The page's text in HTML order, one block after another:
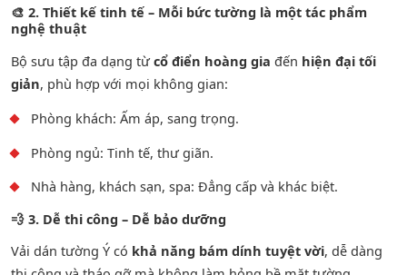
🎨 2. Thiết kế tinh tế – Mỗi bức tường là một tác phẩm
nghệ thuật
Bộ sưu tập đa dạng từcổ điển hoàng gia đến hiện đại tối
giản, phù hợp với mọi không gian:
Phòng khách: Ấm áp, sang trọng.
Phòng ngủ: Tinh tế, thư giãn.
Nhà hàng, khách sạn, spa: Đẳng cấp và khác biệt.
💨 3. Dễ thi công – Dễ bảo dưỡng
Vải dán tường Ý có khả năng bám dính tuyệt vời, dễ dàng